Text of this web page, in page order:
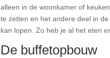
alleen in de woonkamer of
te zetten en het andere deel in
kan lopen. Zo heb je al het eten
De buffetopbouw